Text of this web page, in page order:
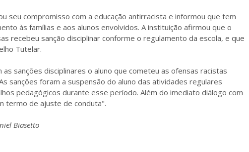
seu compromisso com a educação antirracista e informou que tem
às famílias e aos alunos envolvidos. A instituição afirmou que o
recebeu sanção disciplinar conforme o regulamento da escola, e que
Tutelar.
sanções disciplinares o aluno que cometeu as ofensas racistas
sanções foram a suspensão do aluno das atividades regulares
pedagógicos durante esse período. Além do imediato diálogo com
termo de ajuste de conduta".
Biasetto